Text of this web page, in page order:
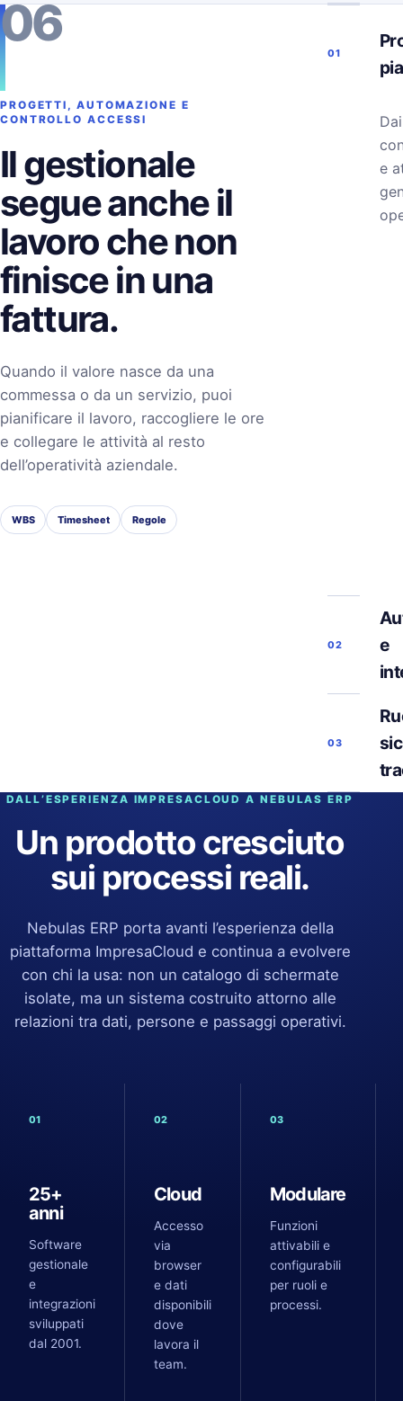
06
PROGETTI, AUTOMAZIONE E
CONTROLLO ACCESSI
Il gestionale
segue anche il
lavoro che non
finisce in una
fattura.
Quando il valore nasce da una
commessa o da un servizio, puoi
pianificare il lavoro, raccogliere le ore
e collegare le attività al resto
dell’operatività aziendale.
WBS Timesheet Regole
01
e
02
e
03
DALL’ESPERIENZA IMPRESACLOUD A NEBULAS ERP
Un prodotto cresciuto
sui processi reali.
Nebulas ERP porta avanti l’esperienza della
piattaforma ImpresaCloud e continua a evolvere
con chi la usa: non un catalogo di schermate
isolate, ma un sistema costruito attorno alle
relazioni tra dati, persone e passaggi operativi.
01
25+
anni
Software
gestionale
e
integrazioni
sviluppati
dal 2001.
02
Cloud
Accesso
via
browser
e dati
disponibili
dove
lavora il
team.
03
Modulare
Funzioni
attivabili e
configurabili
per ruoli e
processi.